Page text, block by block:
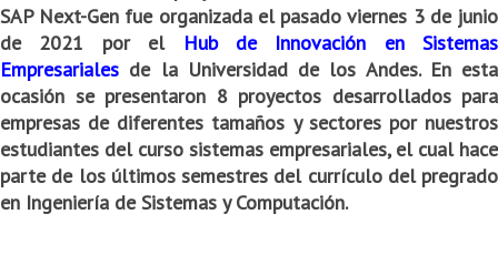
SAP Next-Gen fue organizada el pasado viernes 3 de junio
de 2021 por el
Hub de Innovación en Sistemas
Empresariales de la Universidad de los Andes. En esta
ocasión se presentaron 8 proyectos desarrollados para
empresas de diferentes tamaños y sectores por nuestros
estudiantes del curso sistemas empresariales, el cual hace
parte de los últimos semestres del currículo del pregrado
en Ingeniería de Sistemas y Computación.
Convocatoria ISIS
Convocatoria IA
Oportunidades
Información general
Opciones académicas
TI en las Organizaciones
Computación Visual
Matemática computacional
Profesores
Acreditaciones
Internacionalización
Cursos electivos
Electivas reguladas
Electivas profesionales
Electivas profesionales en otros departamentos
Oferta de cursos periodo intersemestral
Procesos administrativos
Consejería
Movilidad Estudiantil (Intercambio)
Reingreso
Reintegro
Retiro Voluntario
Aplazamiento
Reglamento General de Estudiantes de Maestría RGEMa
Bienestar institucional
Oferta de cursos
Convocatorias
Maestría en Gerencia de Tecnologías de Información (MAIT)
Maestría en Arquitectura de Tecnologías de Información
Maestría en Biología Computacional (MBC)
Maestría en Tecnologías de Información para el Negocio
Instructores
Asistentes Postdoctorales
Profesores Adjuntos
Coordinadores generales
Coordinadores de programa
Ofertas Laborales
Emprendedores e Innovadores
TICSw
Colaboratorio de Interacción, Visualización, Robótica y Sistemas
Autónomos
Laboratorio de Arquitecturas Empresariales
Laboratorio de Conectividad y Redes
Laboratorio de Computación Móvil